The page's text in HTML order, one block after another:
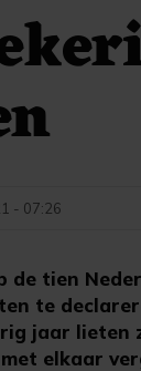
de tien
te
jaar lieten
elkaar
- 07:26